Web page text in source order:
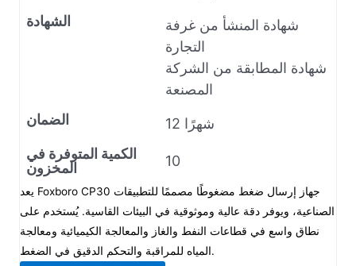
الشهادة
شهادة المنشأ من غرفة
التجارة
شهادة المطابقة من الشركة
المصنعة
الضمان
12 شهرًا
الكمية المتوفرة في
المخزون
10
يعد Foxboro CP30 جهاز إرسال ضغط مضغوطًا مصممًا للتطبيقات
الصناعية، ويوفر دقة عالية وموثوقية في البيئات القاسية. يُستخدم على
نطاق واسع في قطاعات النفط والغاز والمعالجة الكيميائية ومعالجة
المياه للمراقبة والتحكم الدقيق في الضغط.